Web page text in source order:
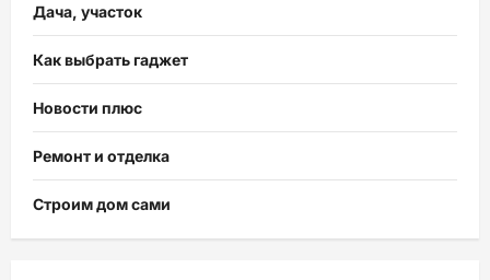
Дача, участок
Как выбрать гаджет
Новости плюс
Ремонт и отделка
Строим дом сами